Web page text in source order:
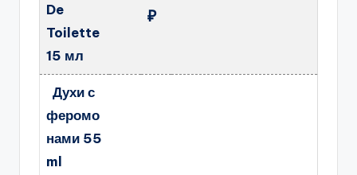
De
Toilette
15 мл
₽
Духи с
феромо
нами 55
ml